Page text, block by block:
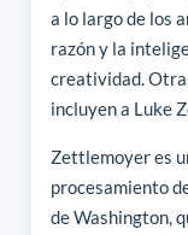
a lo largo de los
razón y la
creatividad.
incluyen a Luke
Zettlemoyer es
procesamiento
de Washington,